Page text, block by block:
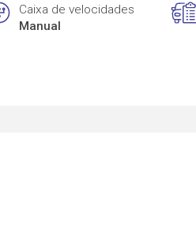
Caixa de velocidades
Manual